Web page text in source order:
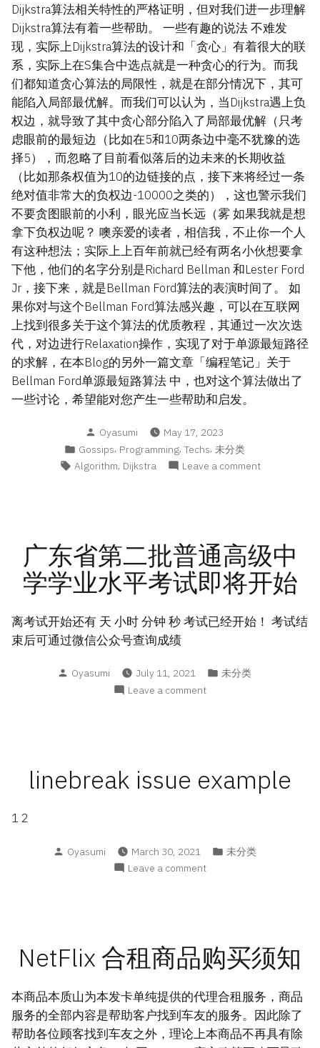
Dijkstra算法相关特性的严格证明，但对我们进一步理解
Dijkstra算法有着一些帮助。 一些有趣的说法 不难发
现，实际上Dijkstra算法的设计和「贪心」有着很大的联
系，实际上在S集合中选点就是一种贪心的行为。而我
们都知道贪心算法的局限性，就是在部分情况下，其可
能陷入局部最优解。而我们可以认为，当Dijkstra遇上负
权边，就导致了其中贪心部分陷入了局部最优解（只考
虑眼前的最短边（比如在5和10两条边中毫不犹豫的选
择5），而忽略了目前看似落后的边未来的长期收益
（比如那条权值为10的边链接的点，接下来将经过一条
绝对值非常大的负权边-10000之类的），这也警示我们
不要贪图眼前的小利，眼光应当长远（雾 如果我就是想
拿下负权边呢？ 噢亲爱的读者，相信我，不止你一个人
有这种想法；实际上上百年前就已经有两名小伙想要拿
下他，他们的名字分别是Richard Bellman 和Lester Ford
Jr，接下来，就是Bellman Ford算法的表演时间了。 如
果你对与这个Bellman Ford算法感兴趣，可以在互联网
上找到很多关于这个算法的优质教程，其通过一次次迭
代，对边进行Relaxation操作，实现了对于单源最短路径
的求解，在本Blog的另外一篇文章「编程笔记」关于
Bellman Ford单源最短路算法 中，也对这个算法做出了
一些讨论，希望能对您产生一些帮助和启发。
Posted
by
Oyasumi
May 17, 2023
Posted
in
Gossips, Programming, Techs, 未分类
Tags:
Algorithm, Dijkstra Leave a commenton
with
Negative
Weight
广东省第二批普通高级中
学学业水平考试即将开始
离考试开始还有 天 小时 分钟 秒 考试已经开始！ 考试结
束后可通过微信公众号查询成绩
Posted
Oyasumi July 11, 2021
Posted
未分类
Leave a commenton
批
级
考
试
即
将
开
始
linebreak issue example
1 2
Posted
Oyasumi March 30, 2021
Posted
未分类
Leave a commenton
NetFlix 合租商品购买须知
本商品本质山为本发卡单纯提供的代理合租服务，商品
服务的全部内容是帮助客户找到车友的服务。因此除了
帮助各位顾客找到车友之外，理论上本商品不再具有除